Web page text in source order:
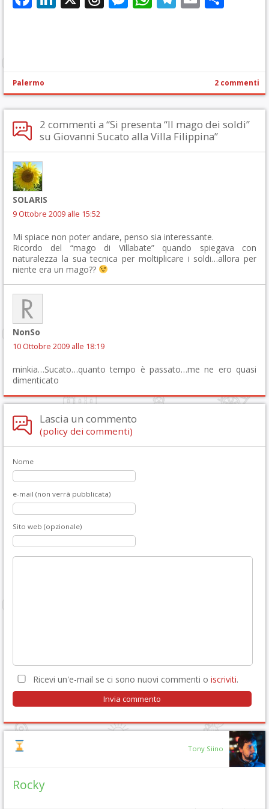
Palermo 2 commenti
2 commenti a “Si presenta “Il mago dei soldi”
su Giovanni Sucato alla Villa Filippina”
SOLARIS
9 Ottobre 2009 alle 15:52
Mi spiace non poter andare, penso sia interessante.
Ricordo del “mago di Villabate” quando spiegava con
naturalezza la sua tecnica per moltiplicare i soldi…allora per
niente era un mago??
NonSo
10 Ottobre 2009 alle 18:19
minkia…Sucato…quanto tempo è passato…me ne ero quasi
dimenticato
Lascia un commento
(policy dei commenti)
Nome
e-mail (non verrà pubblicata)
Sito web (opzionale)
Ricevi un'e-mail se ci sono nuovi commenti o iscriviti.
Tony Siino
Rocky